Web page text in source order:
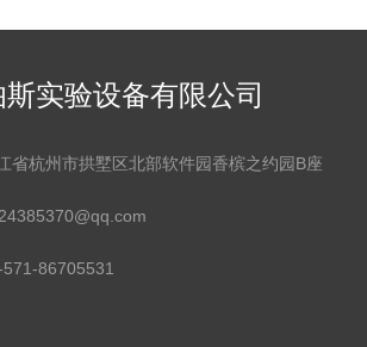
实验设备有限公司
省杭州市拱墅区北部软件园香槟之约园B座
86705531